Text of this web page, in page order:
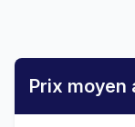
Prix moyen